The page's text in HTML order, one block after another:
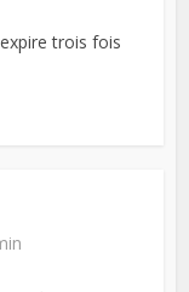
trois fois